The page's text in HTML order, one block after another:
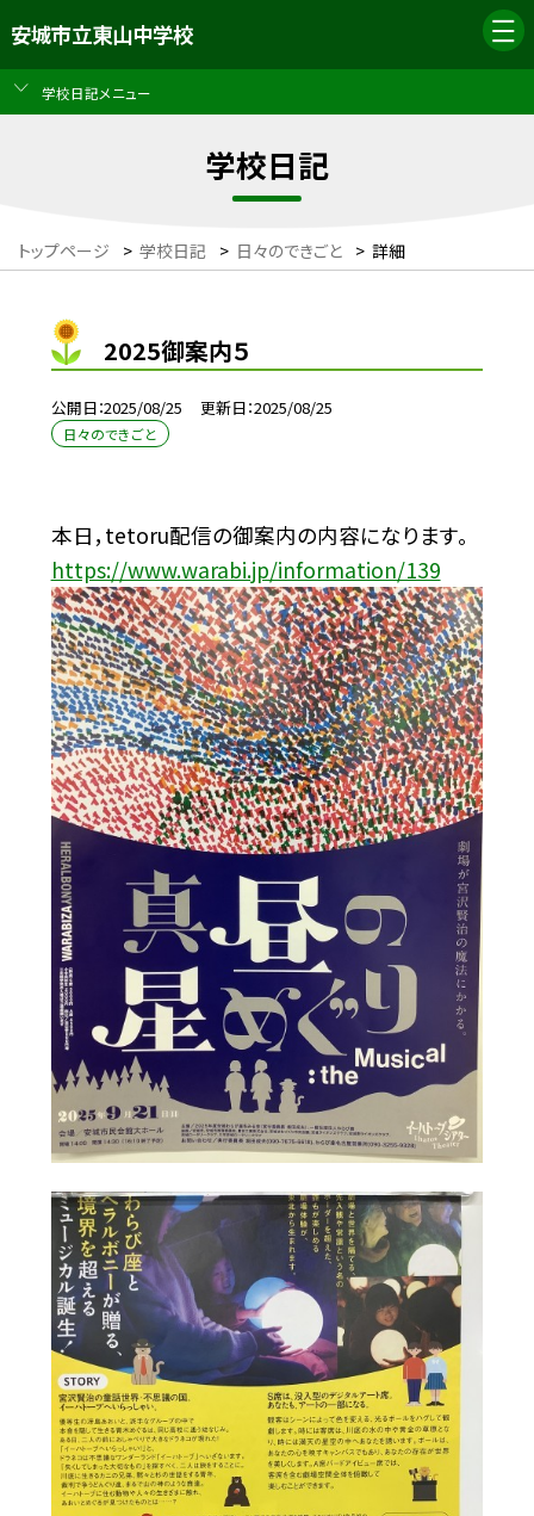
安城市立東山中学校
学校日記メニュー
学校日記
トップページ > 学校日記 > 日々のできごと > 詳細
2025御案内５
公開日 2025/08/25 更新日 2025/08/25
日々のできごと
本日，tetoru配信の御案内の内容になります。
https://www.warabi.jp/information/139